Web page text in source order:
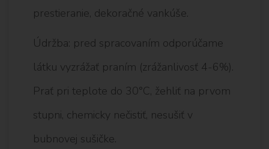
prestieranie, dekoračné vankúše.
Údržba: pred spracovaním odporúčame
látku vyzrážať praním (zrážanlivosť 4-6%).
Prať pri teplote do 30°C, žehliť na prvom
stupni, chemicky nečistiť, nesušiť v
bubnovej sušičke.